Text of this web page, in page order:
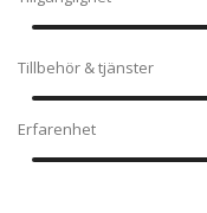
Tillbehör & tjänster
Erfarenhet